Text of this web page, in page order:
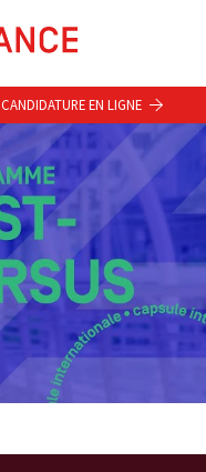
CANDIDATURE EN LIGNE